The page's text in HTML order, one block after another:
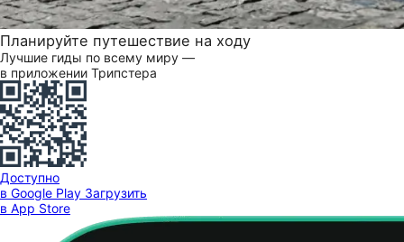
Планируйте путешествие на ходу
Лучшие гиды по всему миру —
в приложении Трипстера
Доступно
в Google Play Загрузить
в App Store